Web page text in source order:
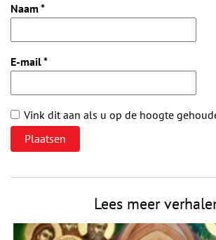
Naam *
E-mail*
Vink dit aan als u op de hoogte
Lees meer